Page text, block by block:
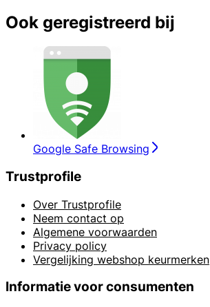
Ook geregistreerd bij
Google Safe Browsing
Trustprofile
Over Trustprofile
Neem contact op
Algemene voorwaarden
Privacy policy
Vergelijking webshop keurmerken
Informatie voor consumenten